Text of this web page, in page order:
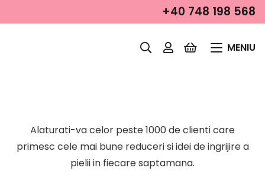
+40 748 198 568
MENIU
Alaturati-va celor peste 1000 de clienti care
primesc cele mai bune reduceri si idei de ingrijire a
pielii in fiecare saptamana.